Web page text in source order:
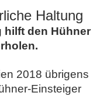
Haltung
hilft den Hühner
2018 übrigens
Einsteiger